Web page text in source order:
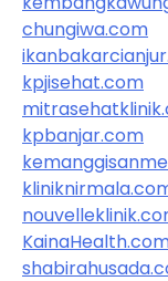
chungiwa.com
kpjisehat.com
kpbanjar.com